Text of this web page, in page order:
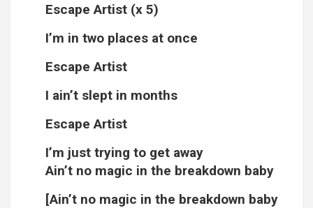
Escape Artist (x 5)
I’m in two places at once
Escape Artist
I ain’t slept in months
Escape Artist
I’m just trying to get away
Ain’t no magic in the breakdown baby
[Ain’t no magic in the breakdown baby